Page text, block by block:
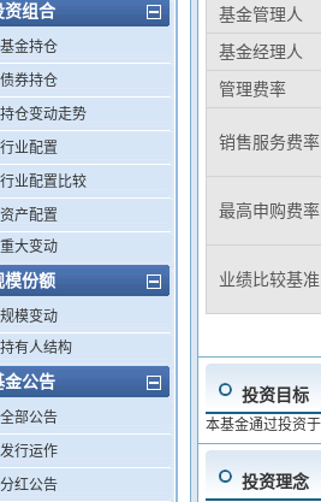
资组合
基金持仓
债券持仓
持仓变动走势
行业配置
行业配置比较
资产配置
重大变动
模份额
规模变动
持有人结构
金公告
全部公告
发行运作
分红公告
基金管理人
基金经理人
管理费率
销售服务费率
最高申购费率
业绩比较基准
投资目标
本基金通过投资
投资理念